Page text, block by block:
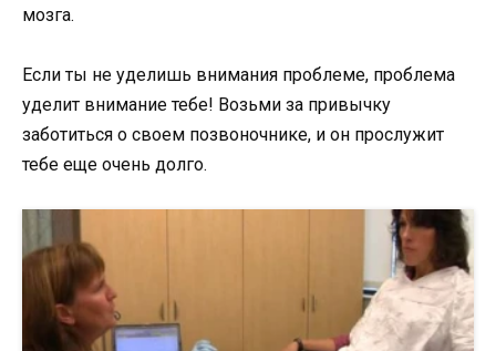
мозга.
Если ты не уделишь внимания проблеме, проблема
уделит внимание тебе! Возьми за привычку
заботиться о своем позвоночнике, и он прослужит
тебе еще очень долго.